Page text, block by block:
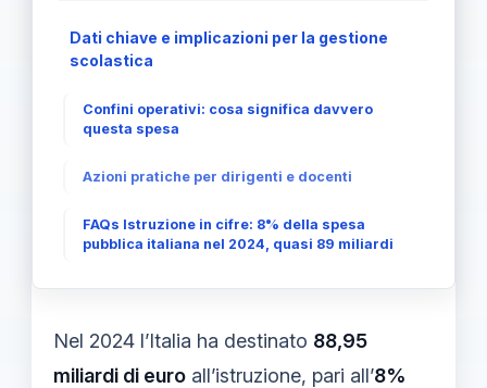
Dati chiave e implicazioni per la gestione
scolastica
Confini operativi: cosa significa davvero
questa spesa
Azioni pratiche per dirigenti e docenti
FAQs Istruzione in cifre: 8% della spesa
pubblica italiana nel 2024, quasi 89 miliardi
Nel 2024 l’Italia ha destinato 88,95
miliardi di euro all’istruzione, pari all’8%